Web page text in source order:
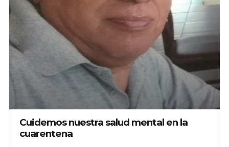
Cuidemos nuestra salud mental en la
cuarentena